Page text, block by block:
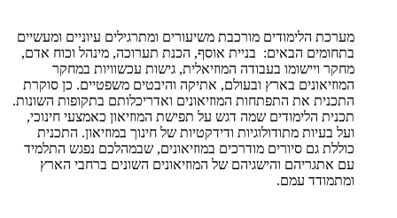
מערכת הלימודים מורכבת משיעורים ומתרגילים עיוניים ומעשיים
בתחומים הבאים: בניית אוסף, הכנת תערוכה, מינהל וכוח אדם,
מחקר ויישומו בעבודה המוזיאלית, גישות עכשוויות במחקר
המוזיאונים בארץ ובעולם, אתיקה והיבטים משפטיים. כן סוקרת
התכנית את התפתחות המוזיאונים ואדריכלותם בתקופות השונות.
תכנית הלימודים שמה דגש על תפישת המוזיאון כאמצעי חינוכי,
ועל בעיות מתודולוגיות ודידקטיות של חינוך במוזיאון. התכנית
כוללת גם סיורים מודרכים במוזיאונים, שבמהלכם נפגש התלמיד
עם אתגריהם והישגיהם של המוזיאונים השונים ברחבי הארץ
ומתמודד עמם.